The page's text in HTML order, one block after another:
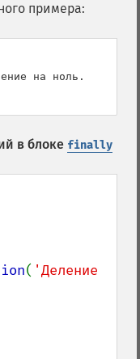
примера:
на ноль.
в блоке finally
( 'Деление